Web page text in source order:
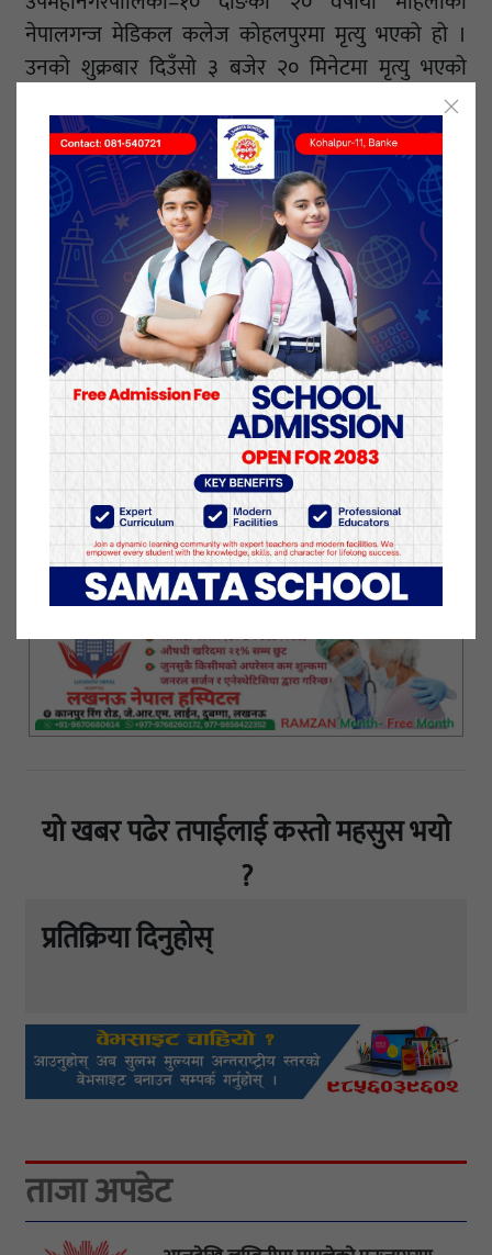
नेपालगन्ज मेडिकल कलेज कोहलपुरमा मृत्यु भएको हो ।
उनको शुक्रबार दिउँसो ३ बजेर २० मिनेटमा मृत्यु भएको
स्वास्थ्य कार्यालय बाँकेका कोरोना फोकल पर्सन नरेश श्रेष्ठले
बताए ।
सुत्केरी व्यथाले च्यापेपछि उपचारका लागि कत्तिक १६ गते
मेडिकल कलेज कोहलपुरमा भर्ना भएकी उनले सोमबार बच्चा
जन्माएकी थिइन् । बच्चा जन्मिएपछि पनि उनको स्वास्थ्यमा
समस्या देखिएपछि कोरोना परीक्षण गरिएको थियो । उक्त
परीक्षणमा ती महिलालाई कोरोना संक्रमण पुष्टि भएको थियो ।
बाँकेका कोरोना फोकल पर्सन नरेश श्रेष्ठका अनुसार कोरोना
संक्रमण देखिएपछि कोरोना वार्डमा भर्ना गरेर रोगको
प्रकृतिअनुसार सबै प्रकारको उपचार सुरु गरिएको थियो ।
योसँगै उपचारका लागि बाँके आएर ज्यान गुमाउने बाहिरी
जिल्लाका संक्रमितहरुको संख्या २५ पुगेको छ ।
२१ कार्तिक २०७७, शुक्रबार प्रकाशित
यो खबर पढेर तपाईलाई कस्तो महसुस भयो
?
प्रतिक्रिया दिनुहोस्
ताजा अपडेट